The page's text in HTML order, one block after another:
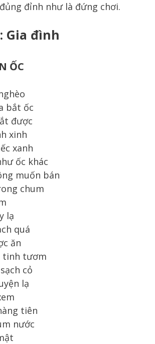
đỉnh như là đứng chơi.
Gia đình
ỐC
bắt ốc
được
xinh
xanh
ốc khác
muốn bán
chum
lạ
quá
ăn
tinh tươm
cỏ
lạ
tiên
nước